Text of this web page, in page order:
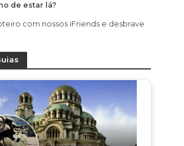
de estar lá?
com nossos iFriends e desbrave